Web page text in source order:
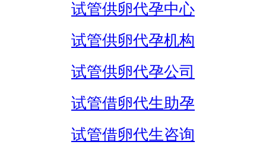
试管供卵代孕中心
试管供卵代孕机构
试管供卵代孕公司
试管借卵代生助孕
试管借卵代生咨询